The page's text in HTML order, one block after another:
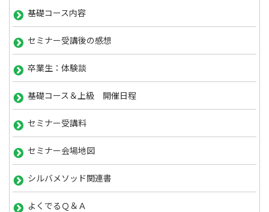
基礎コース内容
セミナー受講後の感想
卒業生：体験談
基礎コース＆上級 開催日程
セミナー受講料
セミナー会場地図
シルバメソッド関連書
よくでるＱ＆Ａ